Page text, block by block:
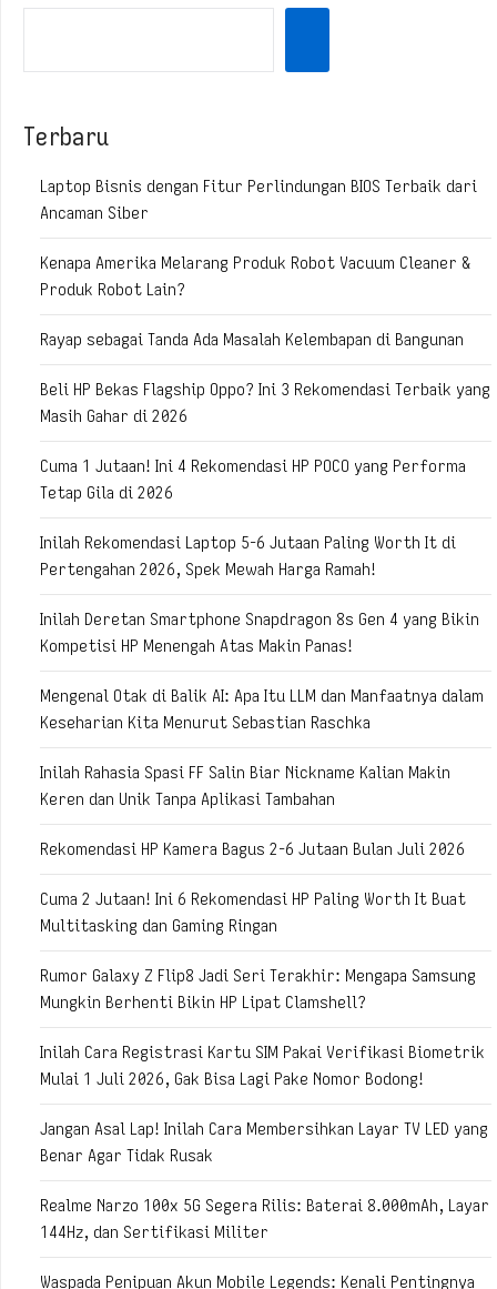
Terbaru
Laptop Bisnis dengan Fitur Perlindungan BIOS Terbaik dari
Ancaman Siber
Kenapa Amerika Melarang Produk Robot Vacuum Cleaner &
Produk Robot Lain?
Rayap sebagai Tanda Ada Masalah Kelembapan di Bangunan
Beli HP Bekas Flagship Oppo? Ini 3 Rekomendasi Terbaik yang
Masih Gahar di 2026
Cuma 1 Jutaan! Ini 4 Rekomendasi HP POCO yang Performa
Tetap Gila di 2026
Inilah Rekomendasi Laptop 5-6 Jutaan Paling Worth It di
Pertengahan 2026, Spek Mewah Harga Ramah!
Inilah Deretan Smartphone Snapdragon 8s Gen 4 yang Bikin
Kompetisi HP Menengah Atas Makin Panas!
Mengenal Otak di Balik AI: Apa Itu LLM dan Manfaatnya dalam
Keseharian Kita Menurut Sebastian Raschka
Inilah Rahasia Spasi FF Salin Biar Nickname Kalian Makin
Keren dan Unik Tanpa Aplikasi Tambahan
Rekomendasi HP Kamera Bagus 2-6 Jutaan Bulan Juli 2026
Cuma 2 Jutaan! Ini 6 Rekomendasi HP Paling Worth It Buat
Multitasking dan Gaming Ringan
Rumor Galaxy Z Flip8 Jadi Seri Terakhir: Mengapa Samsung
Mungkin Berhenti Bikin HP Lipat Clamshell?
Inilah Cara Registrasi Kartu SIM Pakai Verifikasi Biometrik
Mulai 1 Juli 2026, Gak Bisa Lagi Pake Nomor Bodong!
Jangan Asal Lap! Inilah Cara Membersihkan Layar TV LED yang
Benar Agar Tidak Rusak
Realme Narzo 100x 5G Segera Rilis: Baterai 8.000mAh, Layar
144Hz, dan Sertifikasi Militer
Waspada Penipuan Akun Mobile Legends: Kenali Pentingnya